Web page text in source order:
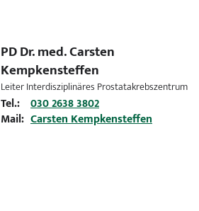
PD Dr. med.Carsten
Kempkensteffen
Leiter Interdisziplinäres Prostatakrebszentrum
Tel.: 030 2638 3802
Mail: Carsten Kempkensteffen